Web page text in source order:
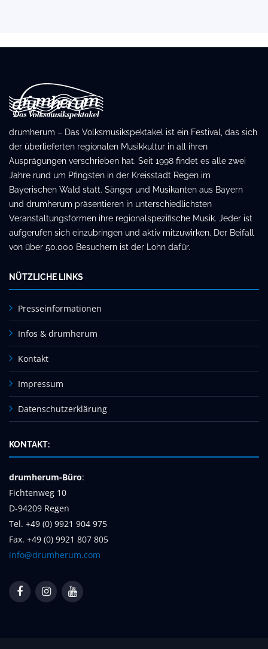
drumherum – Das Volksmusikspektakel ist ein Festival, das sich
der überlieferten regionalen Musikkultur in all ihren
Ausprägungen verschrieben hat. Seit 1998 findet es alle zwei
Jahre rund um Pfingsten in der Kreisstadt Regen im
Bayerischen Wald statt. Sänger und Musikanten aus Bayern
und drumherum präsentieren in unterschiedlichsten
Veranstaltungsformen ihre regionalspezifische Musik. Jeder ist
aufgerufen sich einzubringen und aktiv mitzuwirken. Der Beifall
von über 50.000 Besuchern ist der Lohn dafür.
NÜTZLICHE LINKS
Presseinformationen
Infos & drumherum
Kontakt
Impressum
Datenschutzerklärung
KONTAKT:
drumherum-Büro:
Fichtenweg 10
D-94209 Regen
Tel. +49 (0) 9921 904 975
Fax. +49 (0) 9921 807 805
info@drumherum.com